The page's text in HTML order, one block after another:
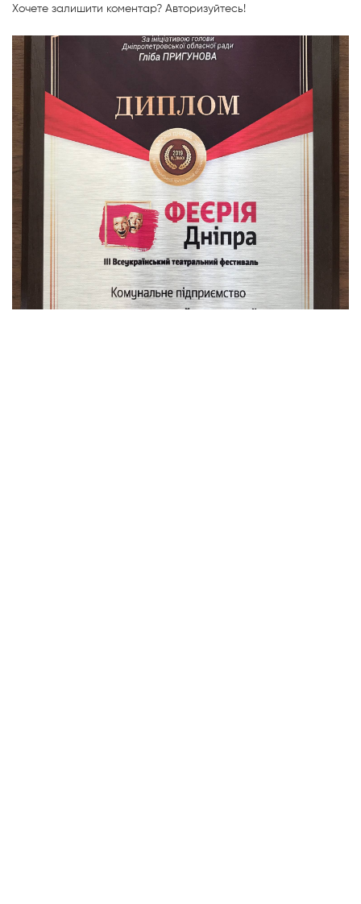
Хочете залишити коментар? Авторизуйтесь!